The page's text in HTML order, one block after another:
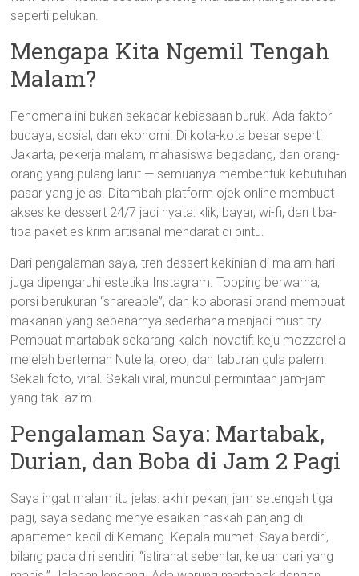
seperti pelukan.
Mengapa Kita Ngemil Tengah
Malam?
Fenomena ini bukan sekadar kebiasaan buruk. Ada faktor
budaya, sosial, dan ekonomi. Di kota-kota besar seperti
Jakarta, pekerja malam, mahasiswa begadang, dan orang-
orang yang pulang larut — semuanya membentuk kebutuhan
pasar yang jelas. Ditambah platform ojek online membuat
akses ke dessert 24/7 jadi nyata: klik, bayar, wi-fi, dan tiba-
tiba paket es krim artisanal mendarat di pintu.
Dari pengalaman saya, tren dessert kekinian di malam hari
juga dipengaruhi estetika Instagram. Topping berwarna,
porsi berukuran “shareable”, dan kolaborasi brand membuat
makanan yang sebenarnya sederhana menjadi must-try.
Pembuat martabak sekarang kalah inovatif: keju mozzarella
meleleh berteman Nutella, oreo, dan taburan gula palem.
Sekali foto, viral. Sekali viral, muncul permintaan jam-jam
yang tak lazim.
Pengalaman Saya: Martabak,
Durian, dan Boba di Jam 2 Pagi
Saya ingat malam itu jelas: akhir pekan, jam setengah tiga
pagi, saya sedang menyelesaikan naskah panjang di
apartemen kecil di Kemang. Kepala mumet. Saya berdiri,
bilang pada diri sendiri, “istirahat sebentar, keluar cari yang